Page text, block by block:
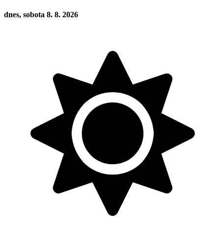
dnes, sobota 8. 8. 2026